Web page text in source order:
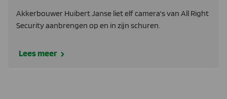
Akkerbouwer Huibert Janse liet elf camera's van All Right
Security aanbrengen op en in zijn schuren.
Lees meer